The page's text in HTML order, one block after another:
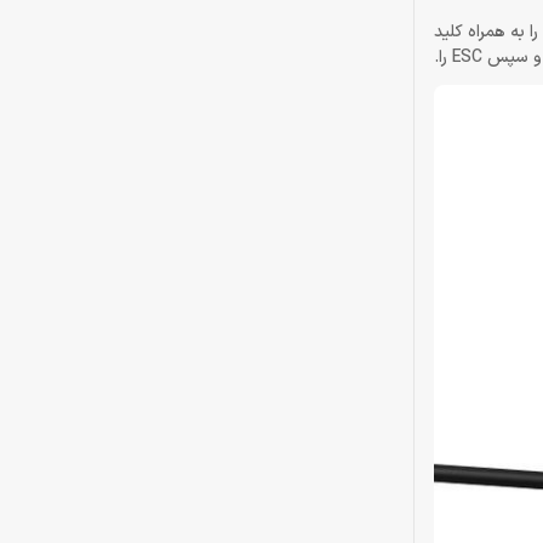
این کلید FN به کار شما برای تنظیم RGB هم می‌آید. RGB کیبورد حرفه‌ایِ فن تک مدل MK872 دارای چندین رنگ و چندین افکت است. برای تغییر رنگ FN را به همراه کلید